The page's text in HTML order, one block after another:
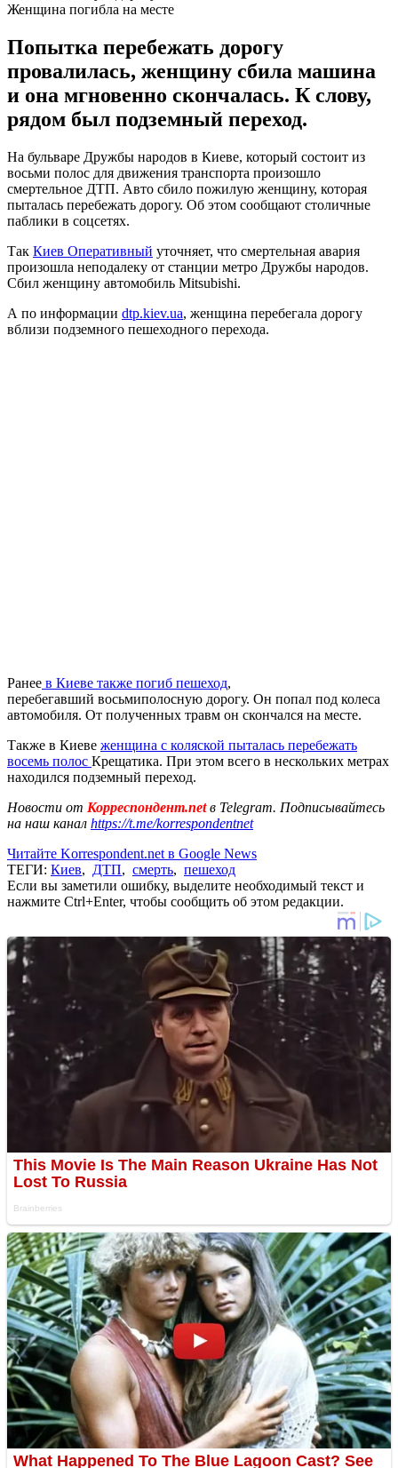
Женщина погибла на месте
Попытка перебежать дорогу
провалилась, женщину сбила машина
и она мгновенно скончалась. К слову,
рядом был подземный переход.
На бульваре Дружбы народов в Киеве, который состоит из
восьми полос для движения транспорта произошло
смертельное ДТП. Авто сбило пожилую женщину, которая
пыталась перебежать дорогу. Об этом сообщают столичные
паблики в соцсетях.
Так Киев Оперативный уточняет, что смертельная авария
произошла неподалеку от станции метро Дружбы народов.
Сбил женщину автомобиль Mitsubishi.
А по информации dtp.kiev.ua, женщина перебегала дорогу
вблизи подземного пешеходного перехода.
Ранее в Киеве также погиб пешеход,
перебегавший восьмиполосную дорогу. Он попал под колеса
автомобиля. От полученных травм он скончался на месте.
Также в Киеве женщина с коляской пыталась перебежать
восемь полос Крещатика. При этом всего в нескольких метрах
находился подземный переход.
Новости от Корреспондент.netв Telegram. Подписывайтесь
на наш канал https://t.me/korrespondentnet
Читайте Korrespondent.net в Google News
ТЕГИ: Киев, ДТП, смерть, пешеход
Если вы заметили ошибку, выделите необходимый текст и
нажмите Ctrl+Enter, чтобы сообщить об этом редакции.